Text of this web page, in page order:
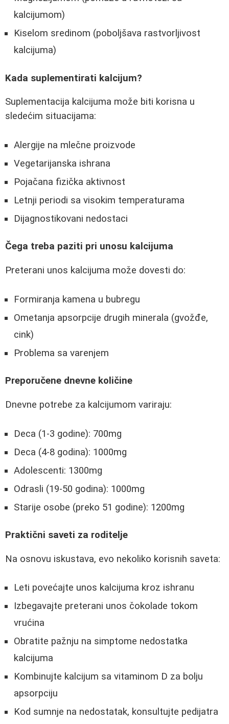
kalcijumom)
Kiselom sredinom (poboljšava rastvorljivost
kalcijuma)
Kada suplementirati kalcijum?
Suplementacija kalcijuma može biti korisna u
sledećim situacijama:
Alergije na mlečne proizvode
Vegetarijanska ishrana
Pojačana fizička aktivnost
Letnji periodi sa visokim temperaturama
Dijagnostikovani nedostaci
Čega treba paziti pri unosu kalcijuma
Preterani unos kalcijuma može dovesti do:
Formiranja kamena u bubregu
Ometanja apsorpcije drugih minerala (gvožđe,
cink)
Problema sa varenjem
Preporučene dnevne količine
Dnevne potrebe za kalcijumom variraju:
Deca (1-3 godine): 700mg
Deca (4-8 godina): 1000mg
Adolescenti: 1300mg
Odrasli (19-50 godina): 1000mg
Starije osobe (preko 51 godine): 1200mg
Praktični saveti za roditelje
Na osnovu iskustava, evo nekoliko korisnih saveta:
Leti povećajte unos kalcijuma kroz ishranu
Izbegavajte preterani unos čokolade tokom
vrućina
Obratite pažnju na simptome nedostatka
kalcijuma
Kombinujte kalcijum sa vitaminom D za bolju
apsorpciju
Kod sumnje na nedostatak, konsultujte pedijatra